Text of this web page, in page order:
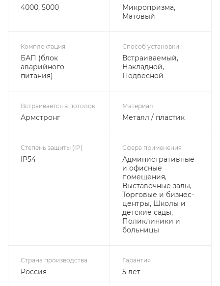
4000, 5000
Микропризма,
Матовый
Комплектация
БАП (блок
аварийного
питания)
Способ установки
Встраиваемый,
Накладной,
Подвесной
Встраивается в потолок
Армстронг
Материал
Металл / пластик
Степень защиты (IP)
IP54
Сфера применения
Административные
и офисные
помещения,
Выставочные залы,
Торговые и бизнес-
центры, Школы и
детские сады,
Поликлиники и
больницы
Страна производства
Россия
Гарантия
5 лет